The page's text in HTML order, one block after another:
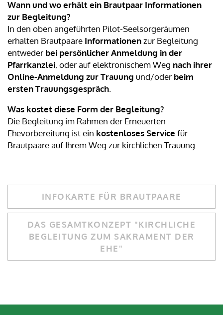
Wann und wo erhält ein Brautpaar Informationen
zur Begleitung?
In den oben angeführten Pilot-Seelsorgeräumen
erhalten Brautpaare Informationenzur Begleitung
entweder bei persönlicher Anmeldung in der
Pfarrkanzlei, oder auf elektronischem Weg nach ihrer
Online-Anmeldung zur Trauung und/oder beim
ersten Trauungsgespräch
Was kostet diese Form der Begleitung?
Die Begleitung im Rahmen der Erneuerten
Ehevorbereitung ist ein kostenloses Service für
Brautpaare auf Ihrem Weg zur kirchlichen Trauung.
INFOKARTE FÜR BRAUTPAARE
DAS GESAMTKONZEPT "KIRCHLICHE
BEGLEITUNG ZUM SAKRAMENT DER
EHE"